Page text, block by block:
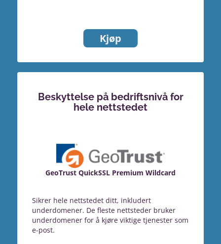
Kjøp
Beskyttelse på bedriftsnivå for
hele nettstedet
GeoTrust QuickSSL Premium Wildcard
Sikrer hele nettstedet ditt, inkludert
underdomener. De fleste nettsteder bruker
underdomener for å kjøre viktige tjenester som
e-post.